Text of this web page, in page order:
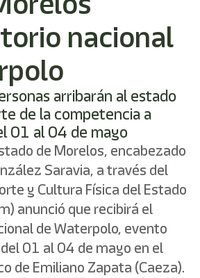
nacional
arribarán al estado
de la competencia a
01 al 04 de mayo
de Morelos, encabezado
Saravia, a través del
y Cultura Física del Estado
anunció que recibirá el
de Waterpolo, evento
01 al 04 de mayo en el
de Emiliano Zapata (Caeza).